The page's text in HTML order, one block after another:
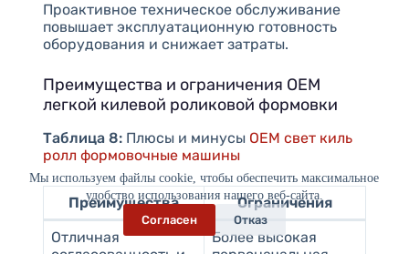
Мы используем файлы cookie, чтобы обеспечить максимальное
удобство использования нашего веб-сайта.
Согласен
Отказ
Проактивное техническое обслуживание
повышает эксплуатационную готовность
оборудования и снижает затраты.
Преимущества и ограничения OEM
легкой килевой роликовой формовки
Таблица 8:Плюсы и минусы OEM свет киль
ролл формовочные машины
Преимущества
Ограничения
Отличная
Более высокая